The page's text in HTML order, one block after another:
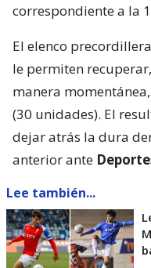
correspondiente a la
El elenco
le permiten
manera
(30 unidades). El
dejar atrás la dura
anterior ante
Lee también...